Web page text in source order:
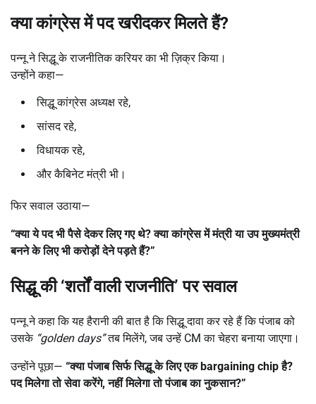
क्या कांग्रेस में पद खरीदकर मिलते हैं?
पन्नू ने सिद्धू के राजनीतिक करियर का भी ज़िक्र किया।
उन्होंने कहा—
सिद्धू कांग्रेस अध्यक्ष रहे,
सांसद रहे,
विधायक रहे,
और कैबिनेट मंत्री भी।
फिर सवाल उठाया—
“क्या ये पद भी पैसे देकर लिए गए थे?क्या कांग्रेस में मंत्री या उप मुख्यमंत्री
बनने के लिए भी करोड़ों देने पड़ते हैं?”
सिद्धू की‘शर्तों वाली राजनीति’पर सवाल
पन्नू ने कहा कि यह हैरानी की बात है कि सिद्धू दावा कर रहे हैं कि पंजाब को
उसके “golden days”तब मिलेंगे, जब उन्हें CM का चेहरा बनाया जाएगा।
उन्होंने पूछा— “क्या पंजाब सिर्फ सिद्धू के लिए एकbargaining chipहै?
पद मिलेगा तो सेवा करेंगे,नहीं मिलेगा तो पंजाब का नुकसान?”